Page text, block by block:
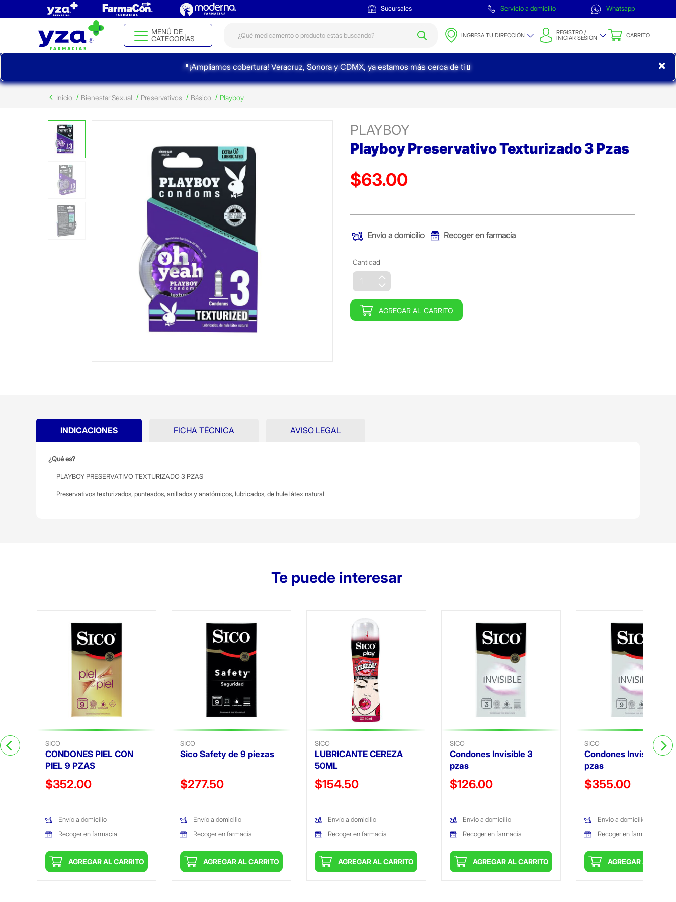
Sucursales Servicio a domicilio Whatsapp
MENÚ DE
CATEGORÍAS
INGRESA TU DIRECCIÓN REGISTRO /
INICIAR SESIÓN CARRITO
📍¡Ampliamos cobertura! Veracruz, Sonora y CDMX, ya estamos más cerca de ti📱 ×
Inicio Bienestar Sexual Preservativos Básico Playboy
PLAYBOY
Playboy Preservativo Texturizado 3 Pzas
Precio reducido de
$63.00
Envío a domicilio Recoger en farmacia
Cantidad
AGREGAR AL CARRITO
INDICACIONES
¿Qué es?
PLAYBOY PRESERVATIVO TEXTURIZADO 3 PZAS
Preservativos texturizados, punteados, anillados y anatómicos, lubricados, de hule látex natural
FICHA TÉCNICA AVISO LEGAL
Te puede interesar
SICO
CONDONES PIEL CON
PIEL 9 PZAS
Precio reducido de
$352.00
Envío a domicilio
Recoger en farmacia
AGREGAR AL CARRITO
SICO
Sico Safety de 9 piezas
Precio reducido de
$277.50
Envío a domicilio
Recoger en farmacia
AGREGAR AL CARRITO
SICO
LUBRICANTE CEREZA
50ML
Precio reducido de
$154.50
Envío a domicilio
Recoger en farmacia
AGREGAR AL CARRITO
SICO
Condones Invisible 3
pzas
Precio reducido de
$126.00
Envío a domicilio
Recoger en farmacia
AGREGAR AL CARRITO
SICO
Condones Invisible 9
pzas
Precio reducido de
$355.00
Envío a domicilio
Recoger en farmacia
AGREGAR AL